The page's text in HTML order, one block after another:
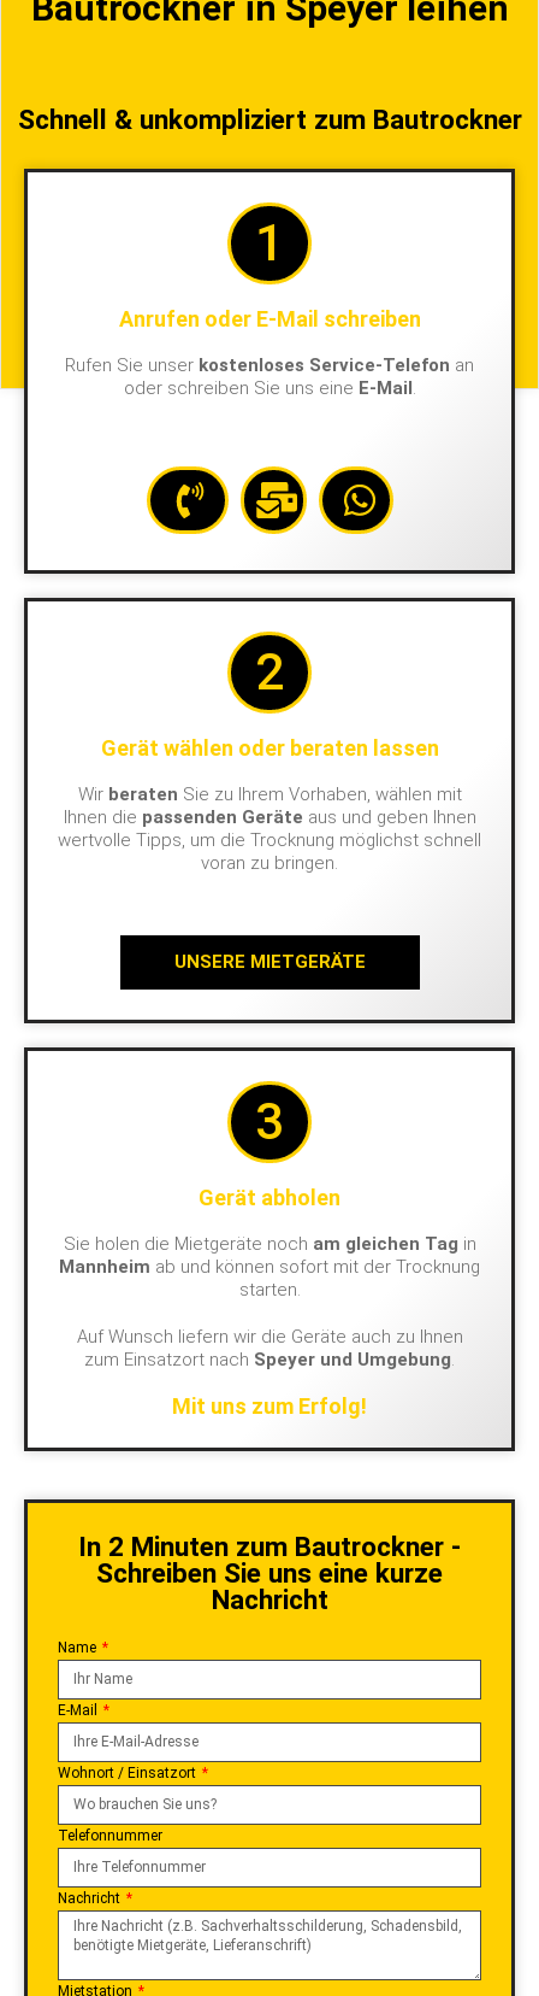
Schnell & unkompliziert zum Bautrockner
1
Anrufen oder E-Mail schreiben
Rufen Sie unser kostenloses Service-Telefon an
oder schreiben Sie uns eine E-Mail.
2
Gerät wählen oder beraten lassen
Wir beraten Sie zu Ihrem Vorhaben, wählen mit
Ihnen die passenden Geräte aus und geben Ihnen
wertvolle Tipps, um die Trocknung möglichst schnell
voran zu bringen.
UNSERE MIETGERÄTE
3
Gerät abholen
Sie holen die Mietgeräte noch am gleichen Tag in
Mannheim ab und können sofort mit der Trocknung
starten.
Auf Wunsch liefern wir die Geräte auch zu Ihnen
zum Einsatzort nach Speyer und Umgebung.
Mit uns zum Erfolg!
In 2 Minuten zum Bautrockner -
Schreiben Sie uns eine kurze
Nachricht
Name
E-Mail
Wohnort / Einsatzort
Telefonnummer
Nachricht
Mietstation